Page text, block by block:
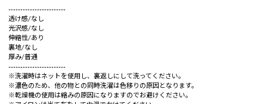
------------------------
透け感/なし
光沢感/なし
伸縮性/あり
裏地/なし
厚み/普通
------------------------
※洗濯時はネットを使用し、裏返しにして洗ってください。
※濃色のため、他の物との同時洗濯は色移りの原因となります。
※乾燥機の使用は縮みの原因になりますのでお避けください。